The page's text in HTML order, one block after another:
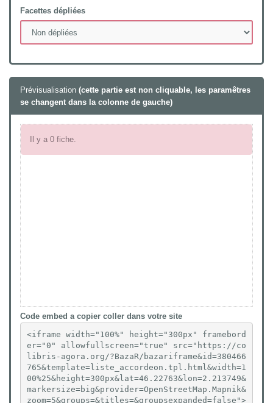
Facettes dépliées
Prévisualisation (cette partie est non cliquable, les paramêtres
se changent dans la colonne de gauche)
Code embed a copier coller dans votre site
<iframe width="100%" height="300px" framebord
er="0" allowfullscreen="true" src="https://co
libris-agora.org/?BazaR/bazariframe&id=380466
765&template=liste_accordeon.tpl.html&width=1
00%25&height=300px&lat=46.22763&lon=2.213749&
markersize=big&provider=OpenStreetMap.Mapnik&
zoom=5&groups=&titles=&groupsexpanded=false">